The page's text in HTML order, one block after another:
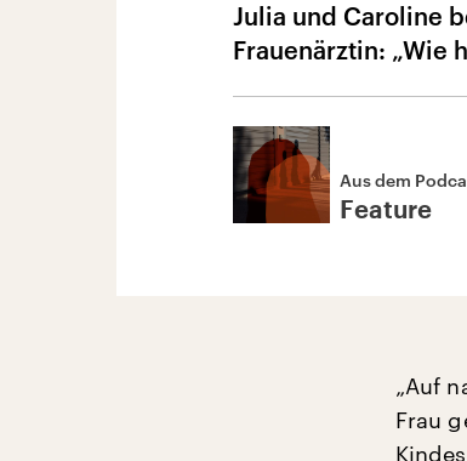
Julia und Caroline
Frauenärztin: „Wie
Aus dem
Feature
„Auf
Frau